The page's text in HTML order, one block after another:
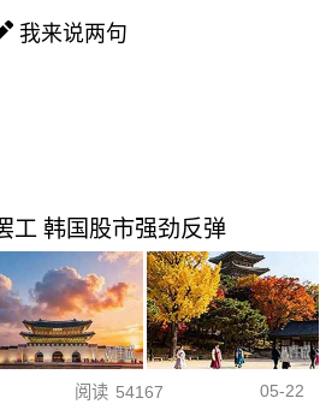
我来说两句
工 韩国股市强劲反弹
阅读 54167 05-22